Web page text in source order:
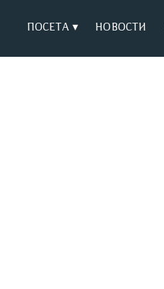
ПОСЕТА ▾ НОВОСТИ